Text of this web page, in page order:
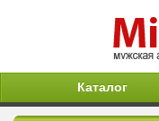
Каталог